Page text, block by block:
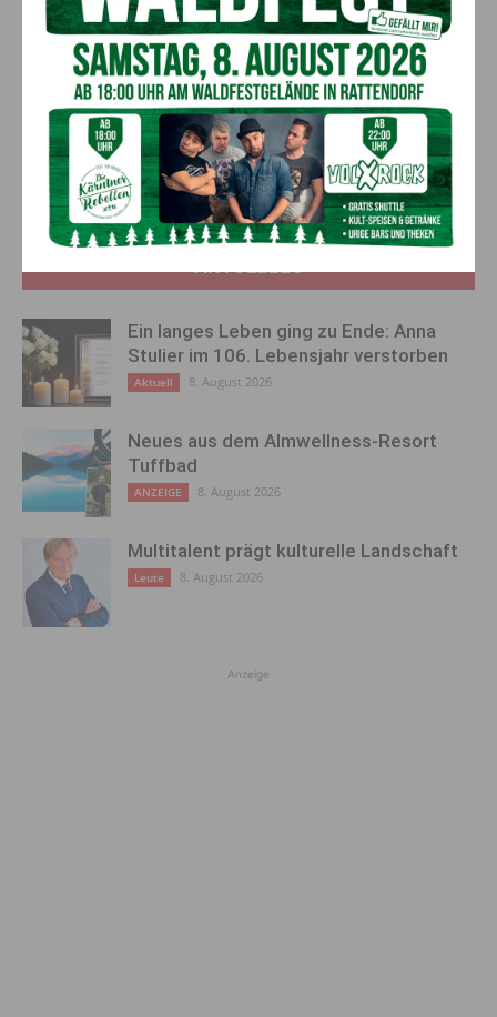
Abfahrtszeit SB4am Villach Hbf: Sa/So/Feiertag: 8 Uhr;
werktags: 7:45 Uhr & 8:48 Uhr)
Vorheriger Artikel
Es weihnachtet im Linienbus
vom Mobilbüro Hermagor
Nächster Artikel
Bauernsterben setzt sich fort
Ein langes Leben ging zu Ende: Anna
Stulier im 106. Lebensjahr verstorben
Aktuell 8. August 2026
Neues aus dem Almwellness-Resort
Tuffbad
ANZEIGE 8. August 2026
Multitalent prägt kulturelle Landschaft
Leute 8. August 2026
Anzeige